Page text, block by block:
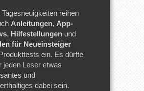
Tagesneuigkeiten reihen
Anleitungen, App-
, Hilfestellungen und
für Neueinsteiger
ein. Es dürfte
jeden Leser etwas
und
dabei sein.